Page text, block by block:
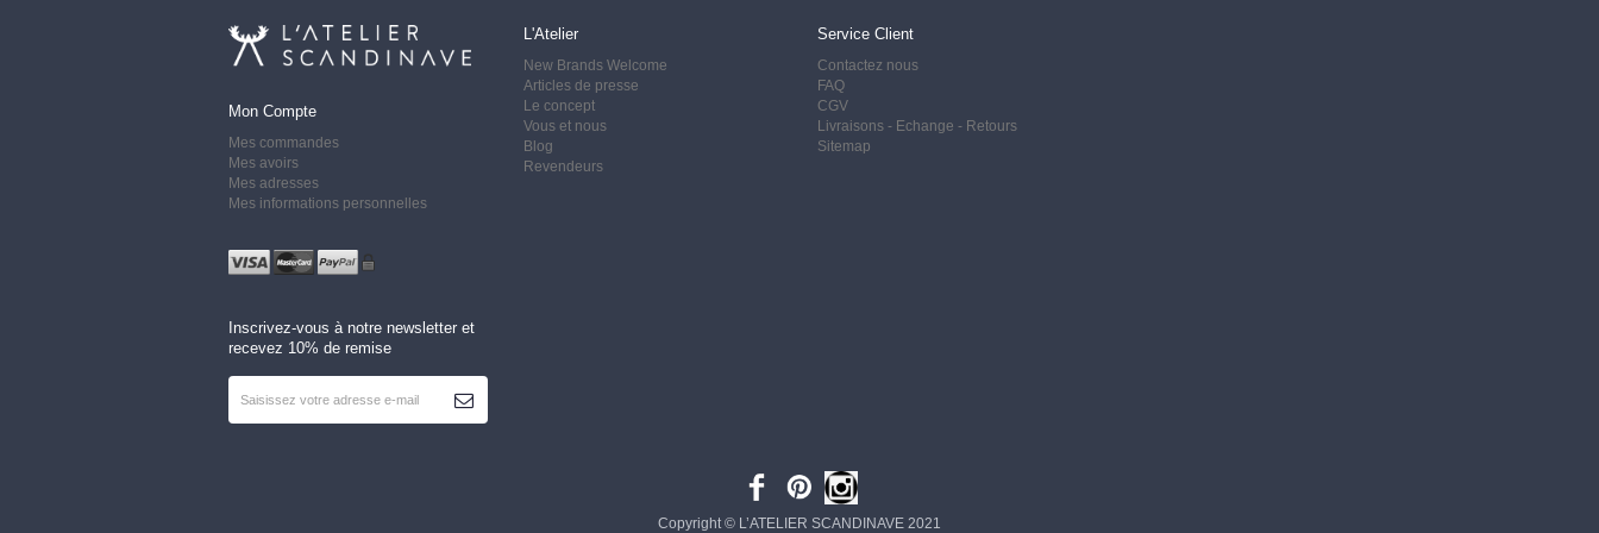
Mon Compte
Mes commandes
Mes avoirs
Mes adresses
Mes informations personnelles
Inscrivez-vous à notre newsletter et
recevez 10% de remise
L'Atelier
New Brands Welcome
Articles de presse
Le concept
Vous et nous
Blog
Revendeurs
Service Client
Contactez nous
FAQ
CGV
Livraisons - Echange - Retours
Sitemap
Copyright © L’ATELIER SCANDINAVE 2021